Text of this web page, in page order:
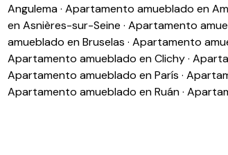
Angulema· Apartamento amueblado en
en Asnières-sur-Seine · Apartamento
amueblado en Bruselas · Apartamento
Apartamento amueblado en Clichy·
Apartamento amueblado en París ·
Apartamento amueblado en Ruán·